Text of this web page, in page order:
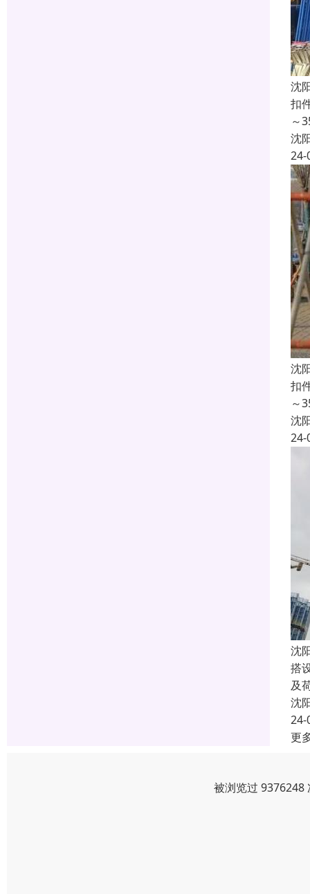
沈
扣
～
沈
24-
沈
扣
～
沈
24-
沈
搭
及
沈
24-
更
被浏览过